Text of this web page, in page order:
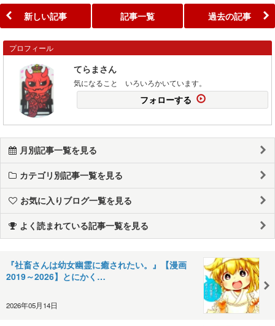
新しい記事 記事一覧 過去の記事
プロフィール
てらまさん
気になること いろいろかいています。
フォローする
月別記事一覧を見る
カテゴリ別記事一覧を見る
お気に入りブログ一覧を見る
よく読まれている記事一覧を見る
『社畜さんは幼女幽霊に癒されたい。』【漫画
2019～2026】とにかく…
2026年05月14日